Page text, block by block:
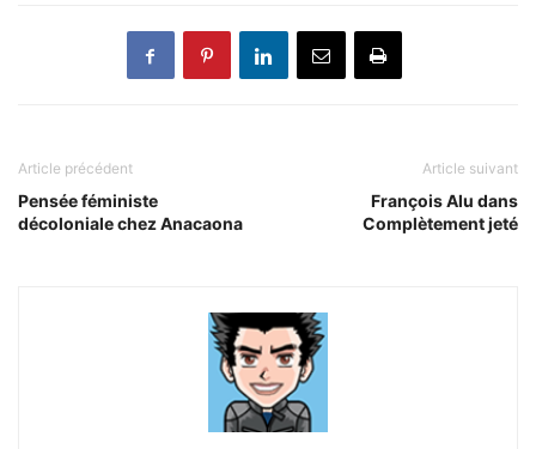
Article précédent
Pensée féministe
décoloniale chez Anacaona
Article suivant
François Alu dans
Complètement jeté